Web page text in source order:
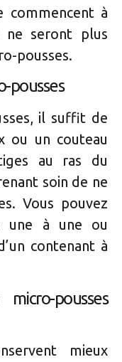
commencent à
ne seront plus
pousses.
pousses
il suffit de
ou un couteau
au ras du
soin de ne
Vous pouvez
une à une ou
contenant à
pousses
mieux